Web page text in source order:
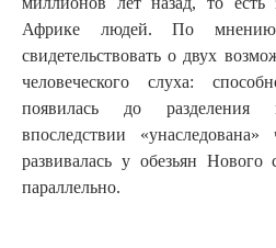
Африке людей. По
свидетельствовать о двух
человеческого слуха:
появилась до
впоследствии
развивалась у обезьян Нового
параллельно.